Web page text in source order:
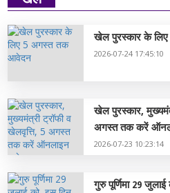
खेल पुरस्कार के
2026-07-24 17:45:10
खेल पुरस्कार,
अगस्त तक करें
2026-07-23 10:23:14
गुरु पूर्णिमा 29 जुलाई